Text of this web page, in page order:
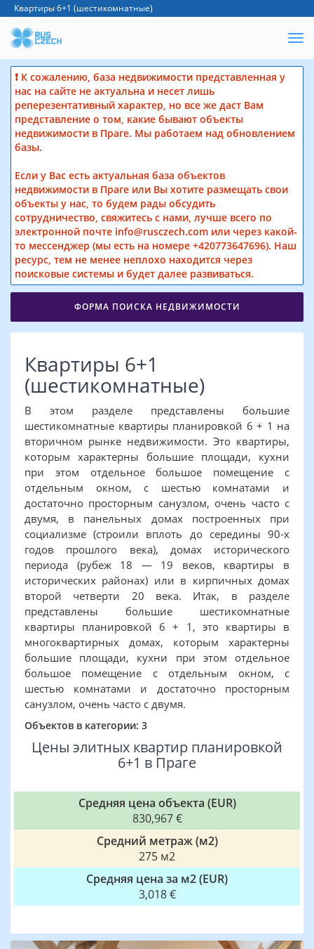
Квартиры 6+1 (шестикомнатные)
❗ К сожалению, база недвижимости представленная у
нас на сайте не актуальна и несет лишь
реперезентативный характер, но все же даст Вам
представление о том, какие бывают объекты
недвижимости в Праге. Мы работаем над обновлением
базы.
Если у Вас есть актуальная база объектов
недвижимости в Праге или Вы хотите размещать свои
объекты у нас, то будем рады обсудить
сотрудничество, свяжитесь с нами, лучше всего по
электронной почте info@rusczech.com или через какой-
то мессенджер (мы есть на номере +420773647696). Наш
ресурс, тем не менее неплохо находится через
поисковые системы и будет далее развиваться.
ФОРМА ПОИСКА НЕДВИЖИМОСТИ
Квартиры 6+1
(шестикомнатные)
В этом разделе представлены большие
шестикомнатные квартиры планировкой 6 + 1 на
вторичном рынке недвижимости. Это квартиры,
которым характерны большие площади, кухни
при этом отдельное большое помещение с
отдельным окном, с шестью комнатами и
достаточно просторным санузлом, очень часто с
двумя, в панельных домах построенных при
социализме (строили вплоть до середины 90-х
годов прошлого века), домах исторического
периода (рубеж 18 — 19 веков, квартиры в
исторических районах) или в кирпичных домах
второй четверти 20 века. Итак, в разделе
представлены большие шестикомнатные
квартиры планировкой 6 + 1, это квартиры в
многоквартирных домах, которым характерны
большие площади, кухни при этом отдельное
большое помещение с отдельным окном, с
шестью комнатами и достаточно просторным
санузлом, очень часто с двумя.
Объектов в категории: 3
Цены элитных квартир планировкой
6+1 в Праге
Средняя цена объекта (EUR)
830,967 €
Средний метраж (м2)
275 м2
Средняя цена за м2 (EUR)
3,018 €